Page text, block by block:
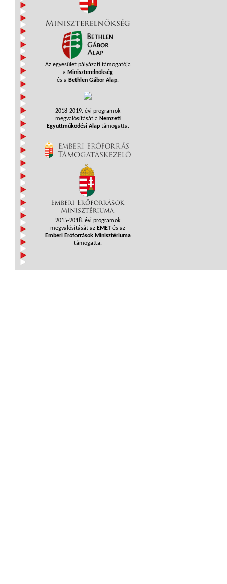
Az egyesület pályázati támogatója
a Miniszterelnökség
és a Bethlen Gábor Alap.
2018-2019. évi programok
megvalósítását a Nemzeti
Együttműködési Alaptámogatta.
2015-2018. évi programok
megvalósítását az EMET és az
Emberi Erőforrások Minisztériuma
támogatta.